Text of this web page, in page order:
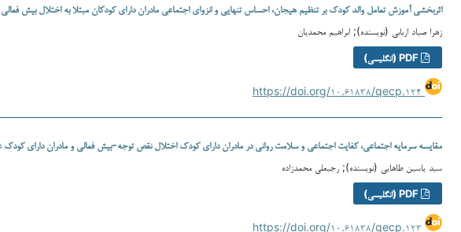
اثربخشی آموزش تعامل والد کودک بر تنظیم هیجان، احساس تنهایی و انزوای اجتماعی مادران دارای کودکان مبتلا به اختلال بیش فعالی
زهرا صیاد اربابی (نویسنده); ابراهیم محمدیان
مقایسه سرمایه اجتماعی، کفایت اجتماعی و سلامت روانی در مادران دارای کودک اختلال نقص توجه-بیش فعالی و مادران دارای کودک
سید یاسین طاهایی (نویسنده); رجبعلی محمدزاده